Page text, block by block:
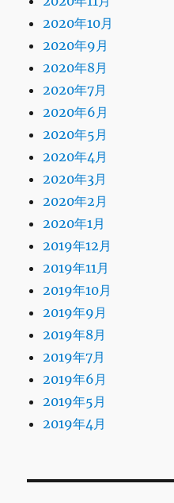
2020年10月
2020年9月
2020年8月
2020年7月
2020年6月
2020年5月
2020年4月
2020年3月
2020年2月
2020年1月
2019年12月
2019年11月
2019年10月
2019年9月
2019年8月
2019年7月
2019年6月
2019年5月
2019年4月